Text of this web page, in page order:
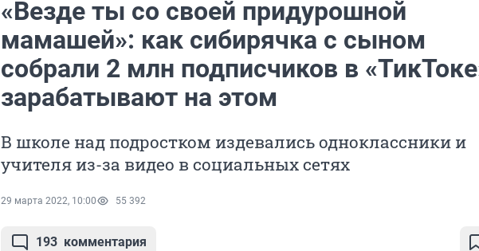
«Везде ты со своей придурошной
мамашей»: как сибирячка с сыном
собрали 2 млн подписчиков в
зарабатывают на этом
В школе над подростком издевались одноклассники и
учителя из-за видео в социальных сетях
29 марта 2022, 10:00 55 392
193 комментария